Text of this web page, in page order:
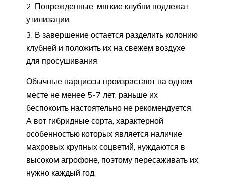
Поврежденные, мягкие клубни подлежат
утилизации.
В завершение остается разделить колонию
клубней и положить их на свежем воздухе
для просушивания.
Обычные нарциссы произрастают на одном
месте не менее 5-7 лет, раньше их
беспокоить настоятельно не рекомендуется.
А вот гибридные сорта, характерной
особенностью которых является наличие
махровых крупных соцветий, нуждаются в
высоком агрофоне, поэтому пересаживать их
нужно каждый год.